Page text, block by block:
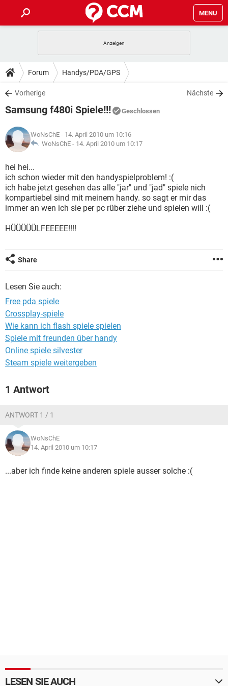
MENU
ANDROID IOS
WINDOWS 10
WHATSAPP TIKTOK
FACEBOOK
TIPPS & TRICKS
SPIELE STREAMING
WHATSAPP TIKTOK
FACEBOOK
DOWNLOADS
SPIELE STREAMING
ANDROID
WINDOWS 10 INSTAGRAM
WHATSAPP
FACEBOOK HARDWARE
SPIELE STREAMING
ANDROID
WINDOWS 10
WHATSAPP TIKTOK
FACEBOOK HARDWARE
LEXIKON
SPIELE
ANDROID IOS
WINDOWS 10 INSTAGRAM
FACEBOOK
Forum Handys/PDA/GPS
Vorherige Nächste
Samsung f480i Spiele!!! Geschlossen
WoNsChE - 14. April 2010 um 10:16
WoNsChE - 14. April 2010 um 10:17
hei hei...
ich schon wieder mit den handyspielproblem! :(
ich habe jetzt gesehen das alle "jar" und "jad" spiele nich
kompartiebel sind mit meinem handy. so sagt er mir das
immer an wen ich sie per pc rüber ziehe und spielen will :(
HÜÜÜÜÜLFEEEEE!!!!
Share
Lesen Sie auch:
Free pda spiele
Crossplay-spiele
Wie kann ich flash spiele spielen
Spiele mit freunden über handy
Online spiele silvester
Steam spiele weitergeben
1 Antwort
ANTWORT 1 / 1
WoNsChE
14. April 2010 um 10:17
...aber ich finde keine anderen spiele ausser solche :(
LESEN SIE AUCH